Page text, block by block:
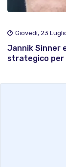
Giovedì, 23
Jannik Sinner
strategico per